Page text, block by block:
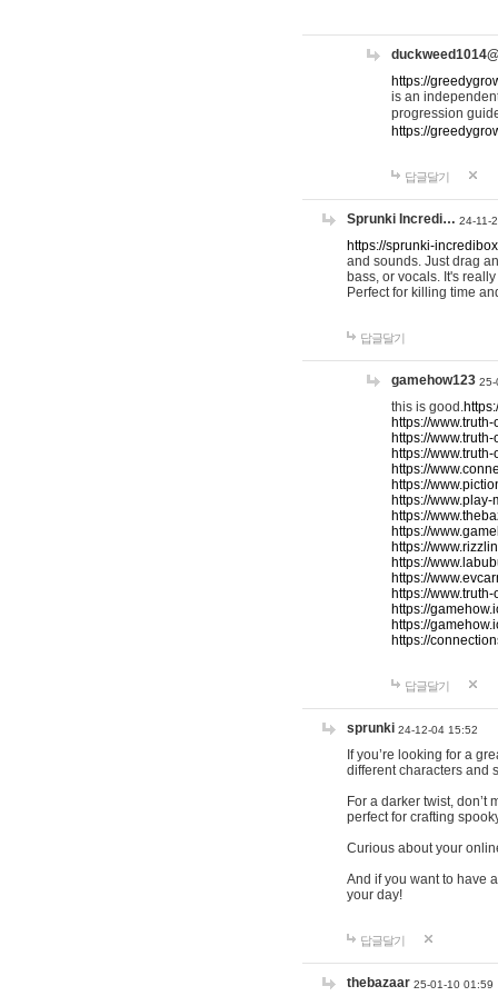
https://
is an
progression
https://
답글달기
Sprunki Incredi… 24-11-
https://sprunki-
and sounds. Just drag
bass, or vocals. It's
Perfect for killing time
답글달기
gamehow123 25-
this is good.
https://
https://
https://
https://
https://
https://
https://
https://
https://
https://
https://
https://
https://
https://
https://
답글달기
sprunki 24-12-04 15:52
If you’re looking for a
different characters and
For a darker twist, don’t
perfect for crafting
Curious about your
And if you want to have
your day!
답글달기
thebazaar 25-01-10 01:59